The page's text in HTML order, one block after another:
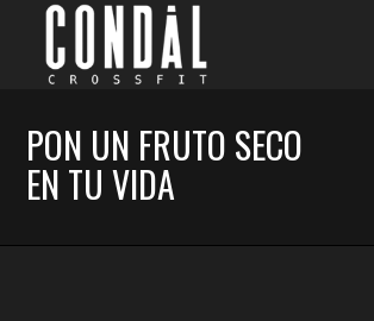
PON UN FRUTO SECO
EN TU VIDA